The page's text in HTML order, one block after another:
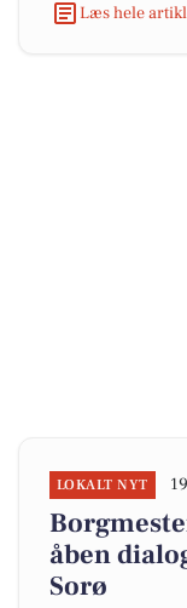
Læs hele
LOKALT NYT
åben
Sorø